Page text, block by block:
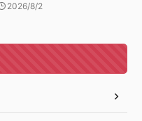
2026/8/2